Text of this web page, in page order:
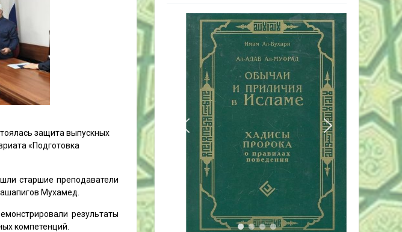
защита выпускных
«Подготовка
старшие преподаватели
Мухамед.
результаты
компетенций.